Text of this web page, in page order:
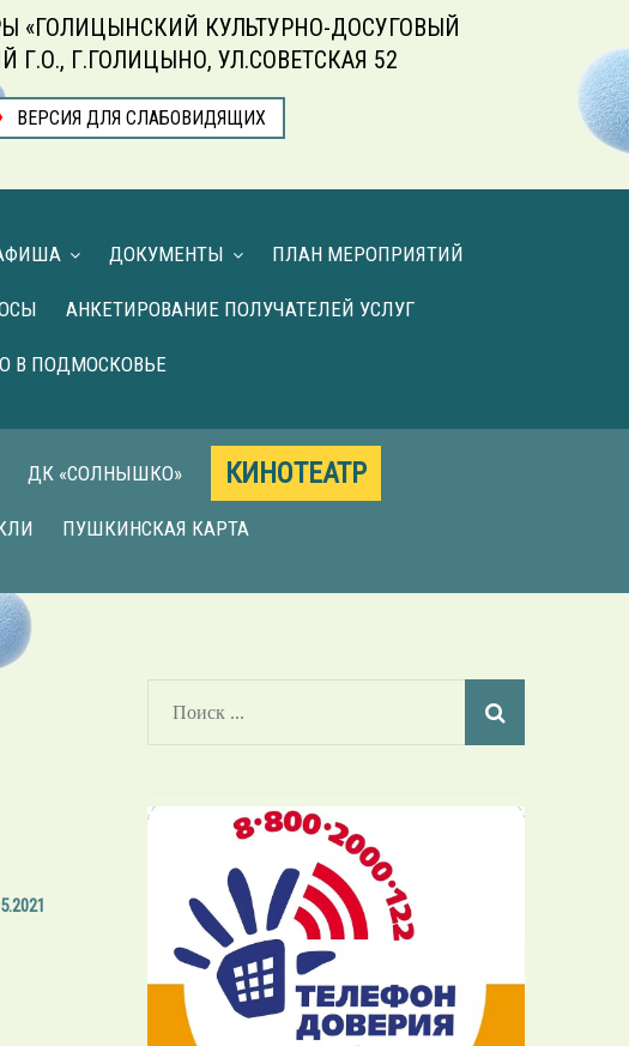
«ГОЛИЦЫНСКИЙ КУЛЬТУРНО-ДОСУГОВЫЙ
Г.ГОЛИЦЫНО, УЛ.СОВЕТСКАЯ 52
ВЕРСИЯ ДЛЯ СЛАБОВИДЯЩИХ
ДОКУМЕНТЫ ПЛАН МЕРОПРИЯТИЙ
АНКЕТИРОВАНИЕ ПОЛУЧАТЕЛЕЙ УСЛУГ
В ПОДМОСКОВЬЕ
ДК «СОЛНЫШКО» КИНОТЕАТР
ПУШКИНСКАЯ КАРТА